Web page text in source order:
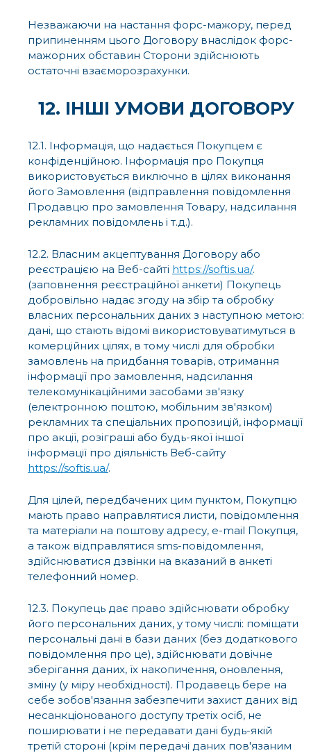
Незважаючи на настання форс-мажору, перед
припиненням цього Договору внаслідок форс-
мажорних обставин Сторони здійснюють
остаточні взаєморозрахунки.
12. ІНШІ УМОВИ ДОГОВОРУ
12.1. Інформація, що надається Покупцем є
конфіденційною. Інформація про Покупця
використовується виключно в цілях виконання
його Замовлення (відправлення повідомлення
Продавцю про замовлення Товару, надсилання
рекламних повідомлень і т.д.).
12.2. Власним акцептування Договору або
реєстрацією на Веб-сайті https://softis.ua/.
(заповнення реєстраційної анкети) Покупець
добровільно надає згоду на збір та обробку
власних персональних даних з наступною метою:
дані, що стають відомі використовуватимуться в
комерційних цілях, в тому числі для обробки
замовлень на придбання товарів, отримання
інформації про замовлення, надсилання
телекомунікаційними засобами зв'язку
(електронною поштою, мобільним зв'язком)
рекламних та спеціальних пропозицій, інформації
про акції, розіграші або будь-якої іншої
інформації про діяльність Веб-сайту
https://softis.ua/.
Для цілей, передбачених цим пунктом, Покупцю
мають право направлятися листи, повідомлення
та матеріали на поштову адресу, e-mail Покупця,
а також відправлятися sms-повідомлення,
здійснюватися дзвінки на вказаний в анкеті
телефонний номер.
12.3. Покупець дає право здійснювати обробку
його персональних даних, у тому числі: поміщати
персональні дані в бази даних (без додаткового
повідомлення про це), здійснювати довічне
зберігання даних, їх накопичення, оновлення,
зміну (у міру необхідності). Продавець бере на
себе зобов'язання забезпечити захист даних від
несанкціонованого доступу третіх осіб, не
поширювати і не передавати дані будь-якій
третій стороні (крім передачі даних пов'язаним